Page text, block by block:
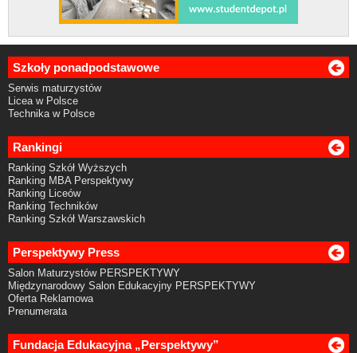
Szkoły ponadpodstawowe
Serwis maturzystów
Licea w Polsce
Technika w Polsce
Rankingi
Ranking Szkół Wyższych
Ranking MBA Perspektywy
Ranking Liceów
Ranking Techników
Ranking Szkół Warszawskich
Perspektywy Press
Salon Maturzystów PERSPEKTYWY
Międzynarodowy Salon Edukacyjny PERSPEKTYWY
Oferta Reklamowa
Prenumerata
Fundacja Edukacyjna „Perspektywy”